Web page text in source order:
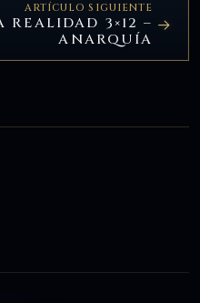
ARTÍCULO SIGUIENTE
REALIDAD 3×12 –
ANARQUÍA